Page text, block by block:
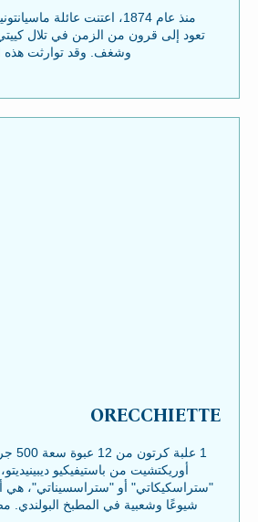
منذ عام 1874، اعتنت عائلة
تعود إلى قرون من الزمن في تلال
وشغف. وقد توارثت هذه
ORECCHIETTE
أوريكتشيت من باستيفيكيو
"ستراسكيكاتي" أو "ستراسسيناتي"، هي
شيوعًا وشعبية في المطبخ البولندي.